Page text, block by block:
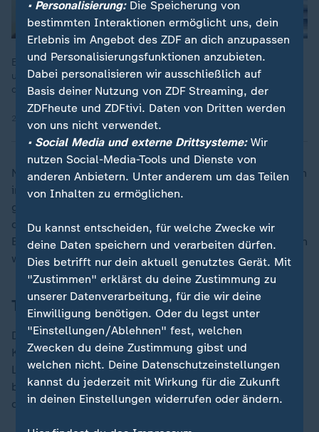
Etwa eine Million Strafverfahren sind in Deutschland
unerledigt, im Staatsdienst fehlen rund 2.000 Juristen und bei
der Polizei 50.000 Beamte.
24.09.2024 | 10:09 min
Nun teilte die Polizei mit, dass insgesamt vier Personen
in die Auseinandersetzung mit dem Opfer involviert
gewesen seien. "Der 30-Jährige gilt hierbei jedoch als
der hauptsächlich Agierende." Die anderen drei
Beteiligten seien ebenfalls identifiziert und vernommen
worden.
Tatort gilt als Kriminalitätsschwerpunkt
Der Alte Botanische Garten gilt schon lange als
Kriminalitäts-Hotspot in der bayerischen
Landeshauptstadt. Eine eigene Task-Force der Stadt
befasste sich mit der Sicherheit in dem Teil des Parks,
der alsDrogen-Umschlagplatz gilt.
• Personalisierung:Die Speicherung von
bestimmten Interaktionen ermöglicht uns, dein
Erlebnis im Angebot des ZDF an dich anzupassen
und Personalisierungsfunktionen anzubieten.
Dabei personalisieren wir ausschließlich auf
Basis deiner Nutzung von ZDF Streaming, der
ZDFheute und ZDFtivi. Daten von Dritten werden
von uns nicht verwendet.
• Social Media und externe Drittsysteme:Wir
nutzen Social-Media-Tools und Dienste von
anderen Anbietern. Unter anderem um das Teilen
von Inhalten zu ermöglichen.
Du kannst entscheiden, für welche Zwecke wir
deine Daten speichern und verarbeiten dürfen.
Dies betrifft nur dein aktuell genutztes Gerät. Mit
"Zustimmen" erklärst du deine Zustimmung zu
unserer Datenverarbeitung, für die wir deine
Einwilligung benötigen. Oder du legst unter
"Einstellungen/Ablehnen" fest, welchen
Zwecken du deine Zustimmung gibst und
welchen nicht. Deine Datenschutzeinstellungen
kannst du jederzeit mit Wirkung für die Zukunft
in deinen Einstellungen widerrufen oder ändern.